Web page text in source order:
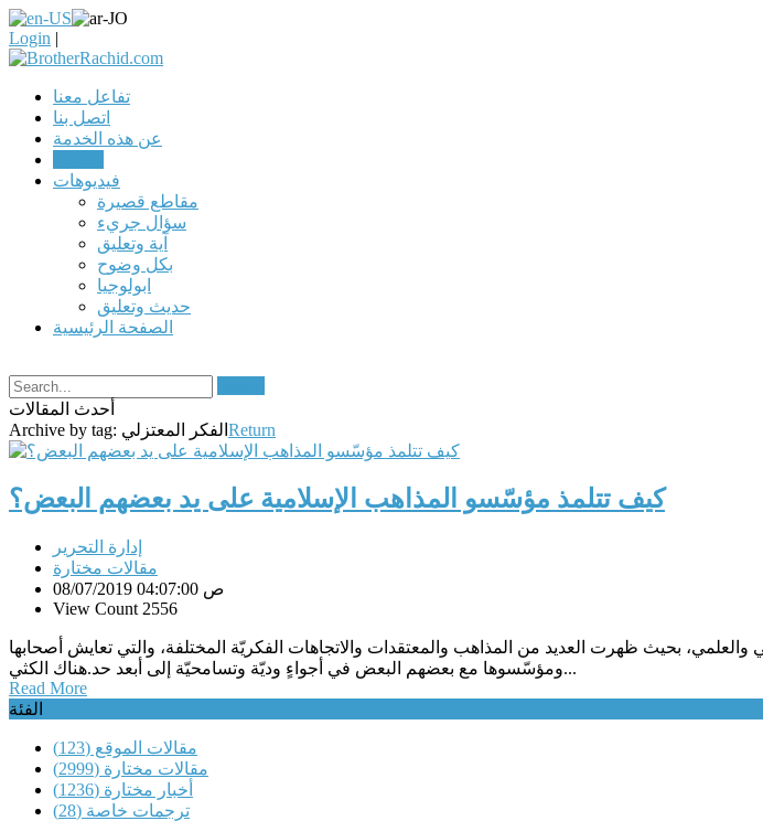
Login |
تفاعل معنا
اتصل بنا
عن هذه الخدمة
فيديوهات
مقاطع قصيرة
سؤال جريء
آية وتعليق
بكل وضوح
ابولوجيا
حديث وتعليق
الصفحة الرئيسية
أحدث المقالات
Archive by tag: الفكر المعتزلي Return
كيف تتلمذ مؤسّسو المذاهب الإسلامية على يد بعضهم البعض؟
إدارة التحرير
مقالات مختارة
08/07/2019 04:07:00 ص
View Count 2556
بحيث ظهرت العديد من المذاهب والمعتقدات والاتجاهات الفكريّة المختلفة، والتي تعايش أصحابها
ومؤسّسوها مع بعضهم البعض في أجواءٍ وديّة وتسامحيّة إلى أبعد حد.هناك الكثي...
Read More
الفئة
مقالات الموقع (123)
مقالات مختارة (2999)
أخبار مختارة (1236)
ترجمات خاصة (28)